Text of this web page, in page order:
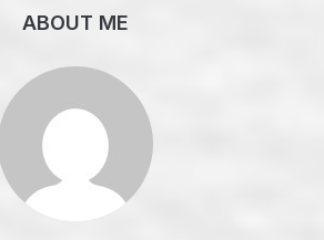
ABOUT ME